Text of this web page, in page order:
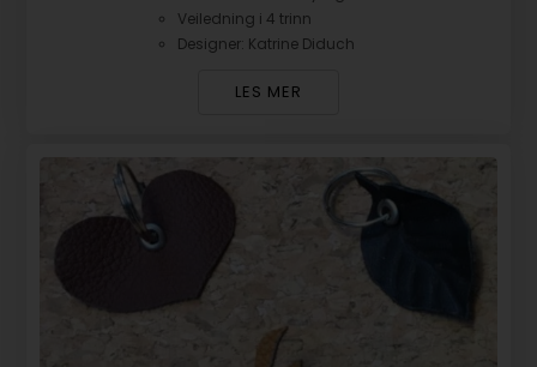
Veiledning i 4 trinn
Designer: Katrine Diduch
LES MER